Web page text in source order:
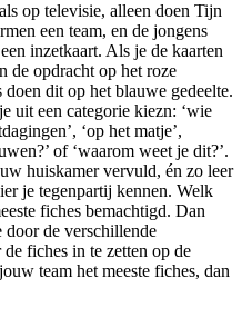
op televisie, alleen doen Tijn
een team, en de jongens
inzetkaart. Als je de kaarten
de opdracht op het roze
doen dit op het blauwe gedeelte.
uit een categorie kiezn: ‘wie
‘op het matje’,
of ‘waarom weet je dit?’.
huiskamer vervuld, én zo leer
je tegenpartij kennen. Welk
fiches bemachtigd. Dan
de verschillende
fiches in te zetten op de
team het meeste fiches, dan